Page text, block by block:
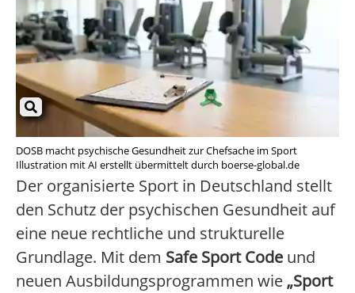
DOSB macht psychische Gesundheit zur Chefsache im Sport
Illustration mit AI erstellt übermittelt durch boerse-global.de
Der organisierte Sport in Deutschland stellt
den Schutz der psychischen Gesundheit auf
eine neue rechtliche und strukturelle
Grundlage. Mit dem Safe Sport Code und
neuen Ausbildungsprogrammen wie „Sport